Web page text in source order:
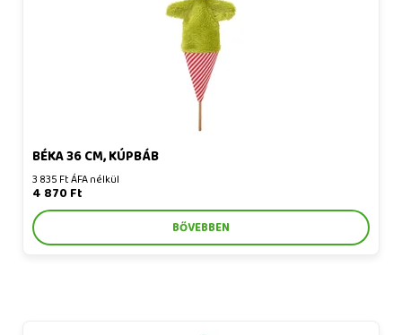
BÉKA 36 CM, KÚPBÁB
3 835 Ft ÁFA nélkül
4 870 Ft
BŐVEBBEN